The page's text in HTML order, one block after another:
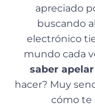
apreciado
buscando
electrónico
mundo cada
saber
hacer? Muy
cómo te